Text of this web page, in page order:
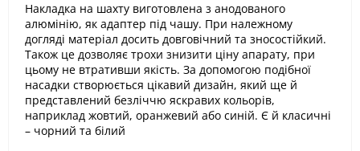
Накладка на шахту виготовлена з анодованого
алюмінію, як адаптер під чашу. При належному
догляді матеріал досить довговічний та зносостійкий.
Також це дозволяє трохи знизити ціну апарату, при
цьому не втративши якість. За допомогою подібної
насадки створюється цікавий дизайн, який ще й
представлений безліччю яскравих кольорів,
наприклад жовтий, оранжевий або синій. Є й класичні
– чорний та білий